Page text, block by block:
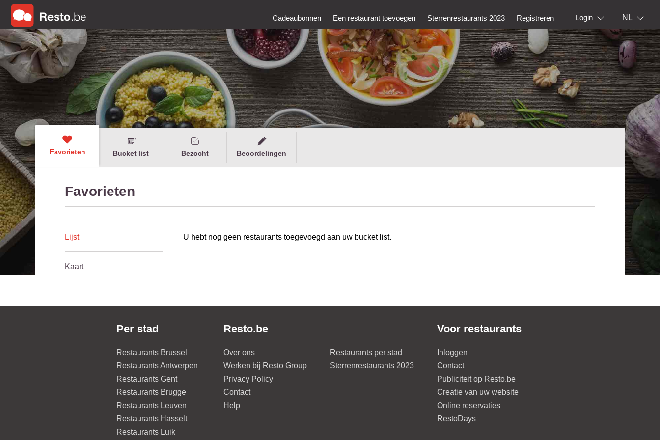
Cadeaubonnen Een restaurant toevoegen Sterrenrestaurants 2023 Registreren Login NL
Favorieten Bucket list Bezocht Beoordelingen
Favorieten
Lijst
Kaart
U hebt nog geen restaurants toegevoegd aan uw bucket list.
Per stad
Restaurants Brussel
Restaurants Antwerpen
Restaurants Gent
Restaurants Brugge
Restaurants Leuven
Restaurants Hasselt
Restaurants Luik
Resto.be
Over ons
Werken bij Resto Group
Privacy Policy
Contact
Help
Restaurants per stad
Sterrenrestaurants 2023
Voor restaurants
Inloggen
Contact
Publiciteit op Resto.be
Creatie van uw website
Online reservaties
RestoDays